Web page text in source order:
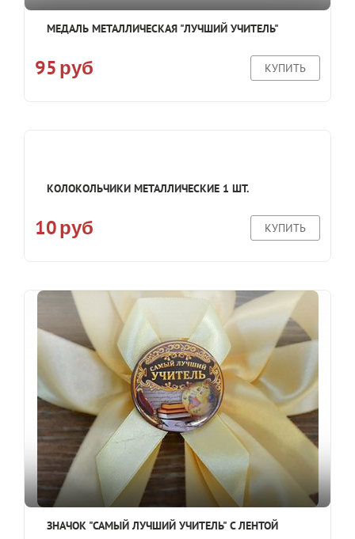
МЕДАЛЬ МЕТАЛЛИЧЕСКАЯ "ЛУЧШИЙ УЧИТЕЛЬ"
95 руб КУПИТЬ
КОЛОКОЛЬЧИКИ МЕТАЛЛИЧЕСКИЕ 1 ШТ.
10 руб КУПИТЬ
ЗНАЧОК "САМЫЙ ЛУЧШИЙ УЧИТЕЛЬ" С ЛЕНТОЙ